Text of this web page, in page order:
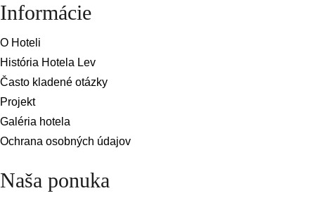
Informácie
O Hoteli
História Hotela Lev
Často kladené otázky
Projekt
Galéria hotela
Ochrana osobných údajov
Naša ponuka